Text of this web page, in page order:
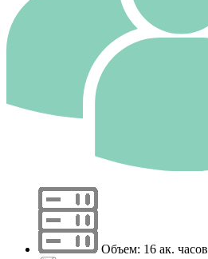
Объем: 16 ак. часов